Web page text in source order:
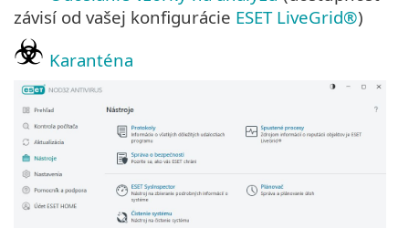
závisí od vašej konfigurácie ESET LiveGrid®)
Karanténa